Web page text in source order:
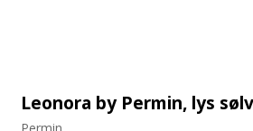
Leonora by Permin, lys